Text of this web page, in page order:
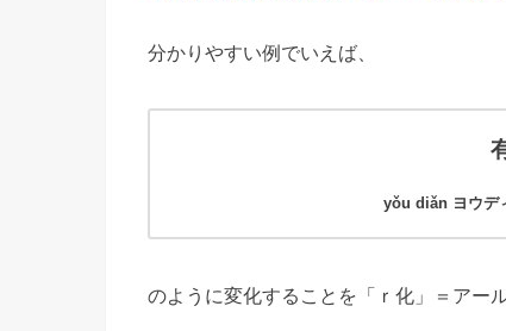
分かりやすい例でいえば、
yǒu diǎn ヨウ
のように変化することを「ｒ化」＝アー